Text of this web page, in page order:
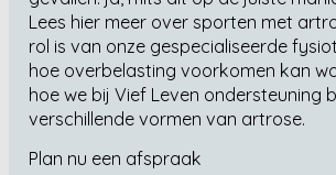
Lees hier meer over sporten met
rol is van onze gespecialiseerde
hoe overbelasting voorkomen kan
hoe we bij Vief Leven ondersteuning
verschillende vormen van artrose.
Plan nu een afspraak